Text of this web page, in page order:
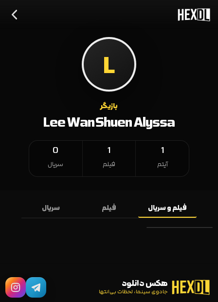
L
بازیگر
Lee Wan Shuen Alyssa
1
آیتم
1
فیلم
0
سریال
فیلم و سریال فیلم سریال
هکس دانلود
جادوی سینما، لحظات بی‌انتها